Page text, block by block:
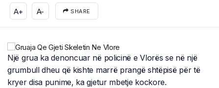
A+ A- SHARE
Një grua ka denoncuar në policinë e Vlorës se në një
grumbull dheu që kishte marrë prangë shtëpisë për të
kryer disa punime, ka gjetur mbetje kockore.